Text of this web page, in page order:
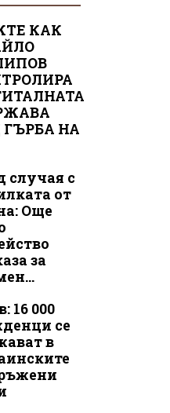
КАК
ГЪРБА НА
случая с
от
Още
за
16 000
се
в